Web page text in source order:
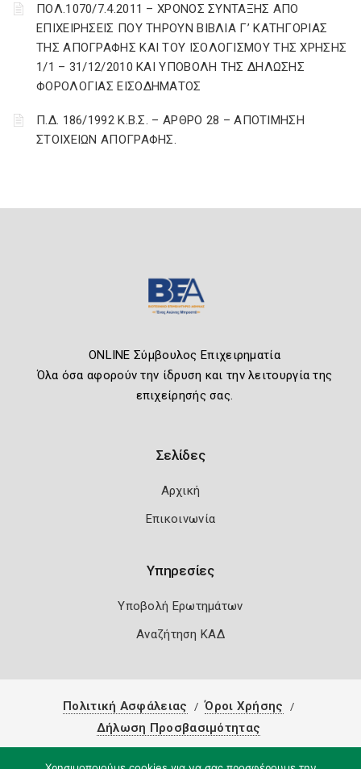
ΠΟΛ.1070/7.4.2011 – ΧΡΟΝΟΣ ΣΥΝΤΑΞΗΣ ΑΠΟ
ΕΠΙΧΕΙΡΗΣΕΙΣ ΠΟΥ ΤΗΡΟΥΝ ΒΙΒΛΙΑ Γ’ ΚΑΤΗΓΟΡΙΑΣ
ΤΗΣ ΑΠΟΓΡΑΦΗΣ ΚΑΙ ΤΟΥ ΙΣΟΛΟΓΙΣΜΟΥ ΤΗΣ ΧΡΗΣΗΣ
1/1 – 31/12/2010 ΚΑΙ ΥΠΟΒΟΛΗ ΤΗΣ ΔΗΛΩΣΗΣ
ΦΟΡΟΛΟΓΙΑΣ ΕΙΣΟΔΗΜΑΤΟΣ
Π.Δ. 186/1992 Κ.Β.Σ. – ΑΡΘΡΟ 28 – ΑΠΟΤΙΜΗΣΗ
ΣΤΟΙΧΕΙΩΝ ΑΠΟΓΡΑΦΗΣ.
ONLINE Σύμβουλος Επιχειρηματία
Όλα όσα αφορούν την ίδρυση και την λειτουργία της
επιχείρησής σας.
Σελίδες
Αρχική
Επικοινωνία
Υπηρεσίες
Υποβολή Ερωτημάτων
Αναζήτηση ΚΑΔ
Πολιτική Ασφάλειας
Όροι Χρήσης
Δήλωση Προσβασιμότητας